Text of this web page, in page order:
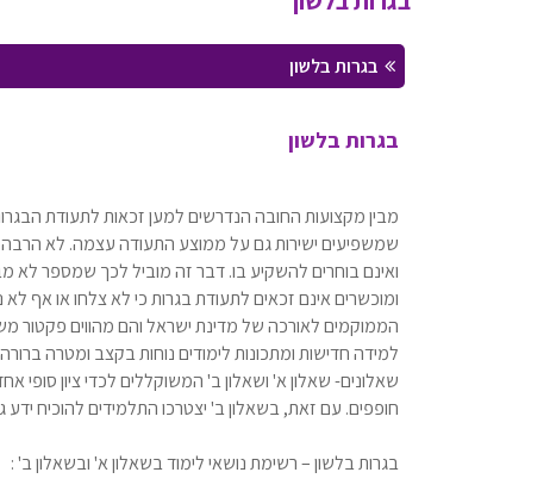
בגרות בלשון
בגרות בלשון
שמשפיעים ישירות גם על ממוצע התעודה עצמה. לא הרבה
ואינם בוחרים להשקיע בו. דבר זה מוביל לכך שמספר לא
ומוכשרים אינם זכאים לתעודת בגרות כי לא צלחו או אף
הממוקמים לאורכה של מדינת ישראל והם מהווים פקטור
למידה חדישות ומתכונות לימודים נוחות בקצב ומטרה
שאלונים- שאלון א' ושאלון ב' המשוקללים לכדי ציון סופי
חופפים. עם זאת, בשאלון ב' יצטרכו התלמידים להוכיח ידע
בגרות בלשון – רשימת נושאי לימוד בשאלון א' ובשאלון ב' :